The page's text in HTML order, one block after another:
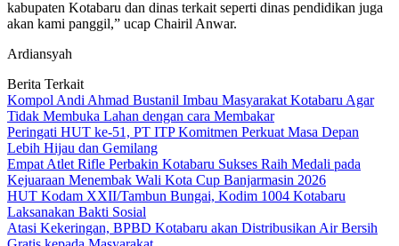
kabupaten Kotabaru dan dinas terkait seperti dinas pendidikan juga
akan kami panggil,” ucap Chairil Anwar.
Ardiansyah
Berita Terkait
Kompol Andi Ahmad Bustanil Imbau Masyarakat Kotabaru Agar
Tidak Membuka Lahan dengan cara Membakar
Peringati HUT ke-51, PT ITP Komitmen Perkuat Masa Depan
Lebih Hijau dan Gemilang
Empat Atlet Rifle Perbakin Kotabaru Sukses Raih Medali pada
Kejuaraan Menembak Wali Kota Cup Banjarmasin 2026
HUT Kodam XXII/Tambun Bungai, Kodim 1004 Kotabaru
Laksanakan Bakti Sosial
Atasi Kekeringan, BPBD Kotabaru akan Distribusikan Air Bersih